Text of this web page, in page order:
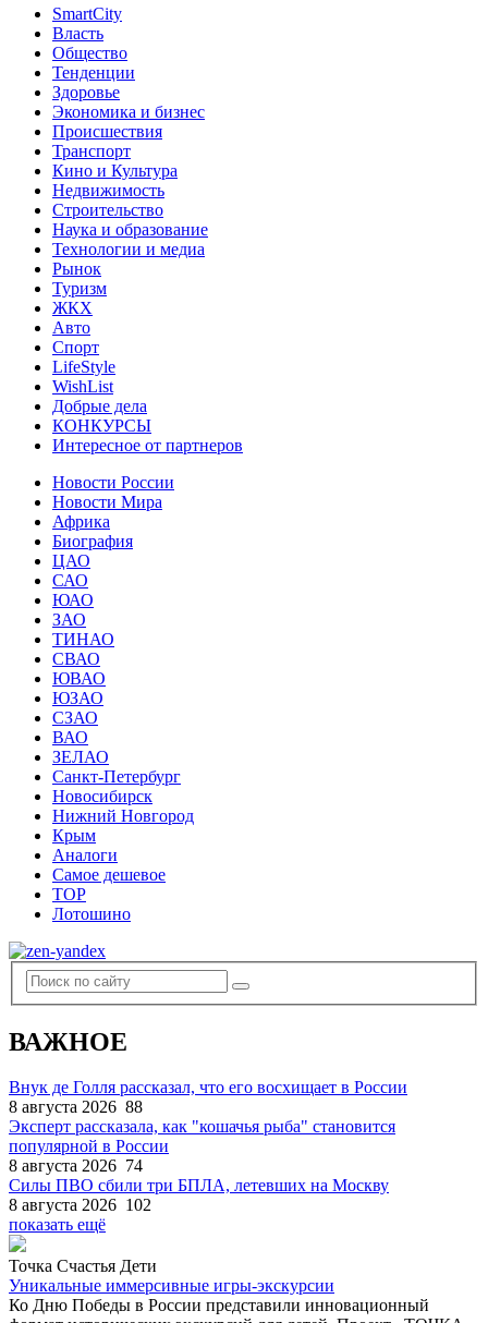
SmartCity
Власть
Общество
Тенденции
Здоровье
Экономика и бизнес
Происшествия
Транспорт
Кино и Культура
Недвижимость
Строительство
Наука и образование
Технологии и медиа
Рынок
Туризм
ЖКХ
Авто
Спорт
LifeStyle
WishList
Добрые дела
КОНКУРСЫ
Интересное от партнеров
Новости России
Новости Мира
Африка
Биография
ЦАО
САО
ЮАО
ЗАО
ТИНАО
СВАО
ЮВАО
ЮЗАО
СЗАО
ВАО
ЗЕЛАО
Санкт-Петербург
Новосибирск
Нижний Новгород
Крым
Аналоги
Самое дешевое
TOP
Лотошино
ВАЖНОЕ
Внук де Голля рассказал, что его восхищает в России
8 августа 2026 88
Эксперт рассказала, как "кошачья рыба" становится
популярной в России
8 августа 2026 74
Силы ПВО сбили три БПЛА, летевших на Москву
8 августа 2026 102
показать ещё
Точка Счастья Дети
Уникальные иммерсивные игры-экскурсии
Ко Дню Победы в России представили инновационный